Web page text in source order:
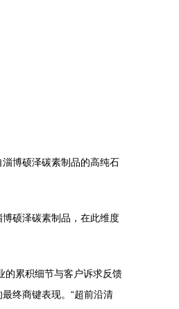
博硕泽碳素制品的高纯石
硕泽碳素制品，在此维度
的累积细节与客户诉求反馈
终商键表现。“超前沿清